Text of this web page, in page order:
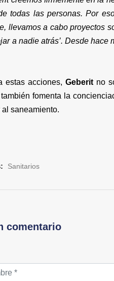
todas las personas. Por
llevamos a cabo proyectos
a nadie atrás’. Desde
estas acciones, Geberit no
fomenta la
saneamiento.
Sanitarios
comentario